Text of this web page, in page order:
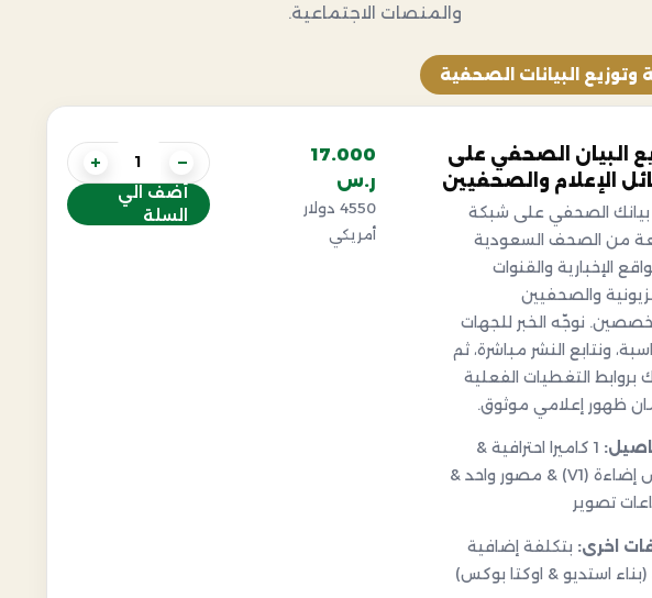
والمنصات الاجتماعية.
وتوزيع البيانات الصحفية
البيان الصحفي على
الإعلام والصحفيين
بيانك الصحفي على شبكة
من الصحف السعودية
الإخبارية والقنوات
والصحفيين
نوجّه الخبر للجهات
ونتابع النشر مباشرة، ثم
بروابط التغطيات الفعلية
ظهور إعلامي موثوق.
1 كاميرا احترافية &
فلاش إضاءة (V1) & مصور واحد &
اخرى: بتكلفة إضافية
استديو & اوكتا بوكس)
17.000
ر.س
4550 دولار
أمريكي
−
+
أضف الي
السلة